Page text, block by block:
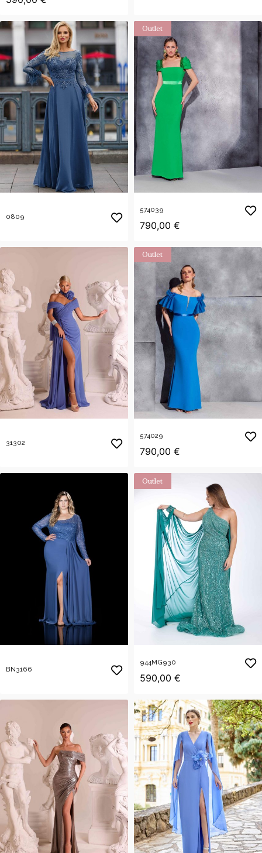
0809
Outlet
574039
790,00 €
31302
Outlet
574029
790,00 €
BN3166
Outlet
944MG930
590,00 €